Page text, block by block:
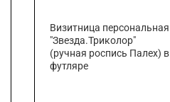
Визитница персональная
"Звезда.Триколор"
(ручная роспись Палех) в
футляре